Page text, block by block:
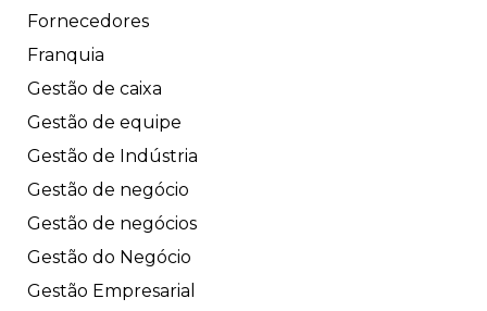
Fornecedores
Franquia
Gestão de caixa
Gestão de equipe
Gestão de Indústria
Gestão de negócio
Gestão de negócios
Gestão do Negócio
Gestão Empresarial